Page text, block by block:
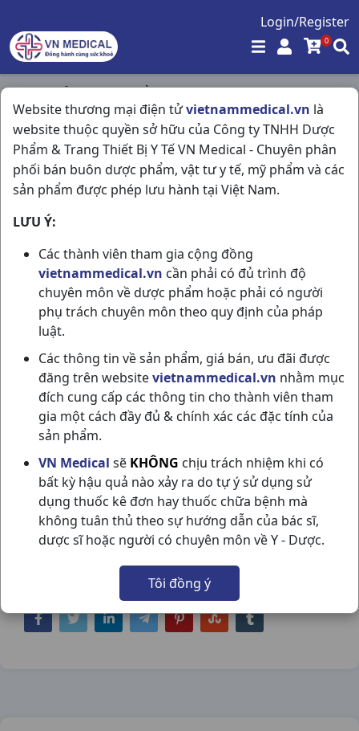
Login/Register
0
Website thương mại điện tửvietnammedical.vn là
website thuộc quyền sở hữu của Công ty TNHH Dược
Phẩm & Trang Thiết Bị Y Tế VN Medical - Chuyên phân
phối bán buôn dược phẩm, vật tư y tế, mỹ phẩm và các
sản phẩm được phép lưu hành tại Việt Nam.
LƯU Ý:
Các thành viên tham gia cộng đồng
vietnammedical.vn cần phải có đủ trình độ
chuyên môn về dược phẩm hoặc phải có người
phụ trách chuyên môn theo quy định của pháp
luật.
Các thông tin về sản phẩm, giá bán, ưu đãi được
đăng trên websitevietnammedical.vn nhằm mục
đích cung cấp các thông tin cho thành viên tham
gia một cách đầy đủ & chính xác các đặc tính của
sản phẩm.
VN Medical sẽ KHÔNG chịu trách nhiệm khi có
bất kỳ hậu quả nào xảy ra do tự ý sử dụng sử
dụng thuốc kê đơn hay thuốc chữa bệnh mà
không tuân thủ theo sự hướng dẫn của bác sĩ,
dược sĩ hoặc người có chuyên môn về Y - Dược.
Tôi đồng ý
Trang chủ / Thực Phẩm Chức Năng /
Kidnest Tâm Sen C120ml Golden Health
KIDNEST TÂM SEN C120ML GOLDEN
HEALTH
NSX:Golden Health
Nhóm hàng:
Thực Phẩm Chức Năng,
Chia sẻ qua mạng xã hội: